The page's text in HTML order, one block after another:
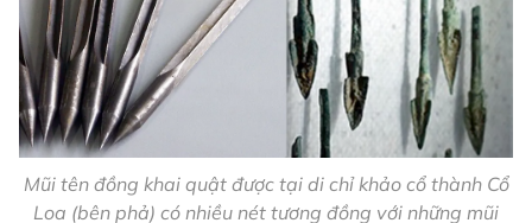
Mũi tên đồng khai quật được tại di chỉ khảo cổ thành Cổ
Loa (bên phả) có nhiều nét tương đồng với những mũi